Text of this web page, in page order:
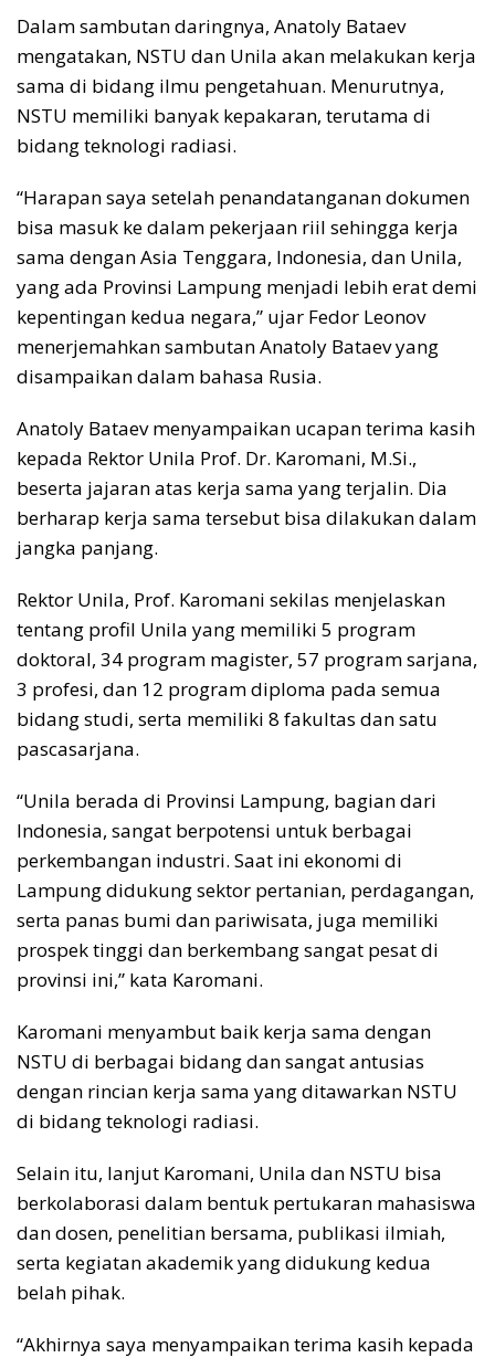
Dalam sambutan daringnya, Anatoly Bataev
mengatakan, NSTU dan Unila akan melakukan kerja
sama di bidang ilmu pengetahuan. Menurutnya,
NSTU memiliki banyak kepakaran, terutama di
bidang teknologi radiasi.
“Harapan saya setelah penandatanganan dokumen
bisa masuk ke dalam pekerjaan riil sehingga kerja
sama dengan Asia Tenggara, Indonesia, dan Unila,
yang ada Provinsi Lampung menjadi lebih erat demi
kepentingan kedua negara,” ujar Fedor Leonov
menerjemahkan sambutan Anatoly Bataev yang
disampaikan dalam bahasa Rusia.
Anatoly Bataev menyampaikan ucapan terima kasih
kepada Rektor Unila Prof. Dr. Karomani, M.Si.,
beserta jajaran atas kerja sama yang terjalin. Dia
berharap kerja sama tersebut bisa dilakukan dalam
jangka panjang.
Rektor Unila, Prof. Karomani sekilas menjelaskan
tentang profil Unila yang memiliki 5 program
doktoral, 34 program magister, 57 program sarjana,
3 profesi, dan 12 program diploma pada semua
bidang studi, serta memiliki 8 fakultas dan satu
pascasarjana.
“Unila berada di Provinsi Lampung, bagian dari
Indonesia, sangat berpotensi untuk berbagai
perkembangan industri. Saat ini ekonomi di
Lampung didukung sektor pertanian, perdagangan,
serta panas bumi dan pariwisata, juga memiliki
prospek tinggi dan berkembang sangat pesat di
provinsi ini,” kata Karomani.
Karomani menyambut baik kerja sama dengan
NSTU di berbagai bidang dan sangat antusias
dengan rincian kerja sama yang ditawarkan NSTU
di bidang teknologi radiasi.
Selain itu, lanjut Karomani, Unila dan NSTU bisa
berkolaborasi dalam bentuk pertukaran mahasiswa
dan dosen, penelitian bersama, publikasi ilmiah,
serta kegiatan akademik yang didukung kedua
belah pihak.
“Akhirnya saya menyampaikan terima kasih kepada